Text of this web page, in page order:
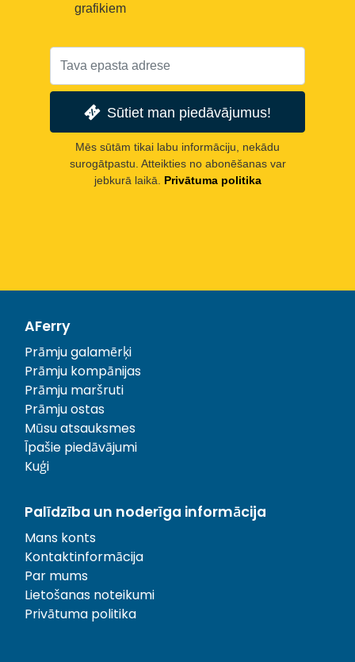
grafikiem
Sūtiet man piedāvājumus!
Mēs sūtām tikai labu informāciju, nekādu
surogātpastu. Atteikties no abonēšanas var
jebkurā laikā.
Privātuma politika
AFerry
Prāmju galamērķi
Prāmju kompānijas
Prāmju maršruti
Prāmju ostas
Mūsu atsauksmes
Īpašie piedāvājumi
Kuģi
Palīdzība un noderīga informācija
Mans konts
Kontaktinformācija
Par mums
Lietošanas noteikumi
Privātuma politika